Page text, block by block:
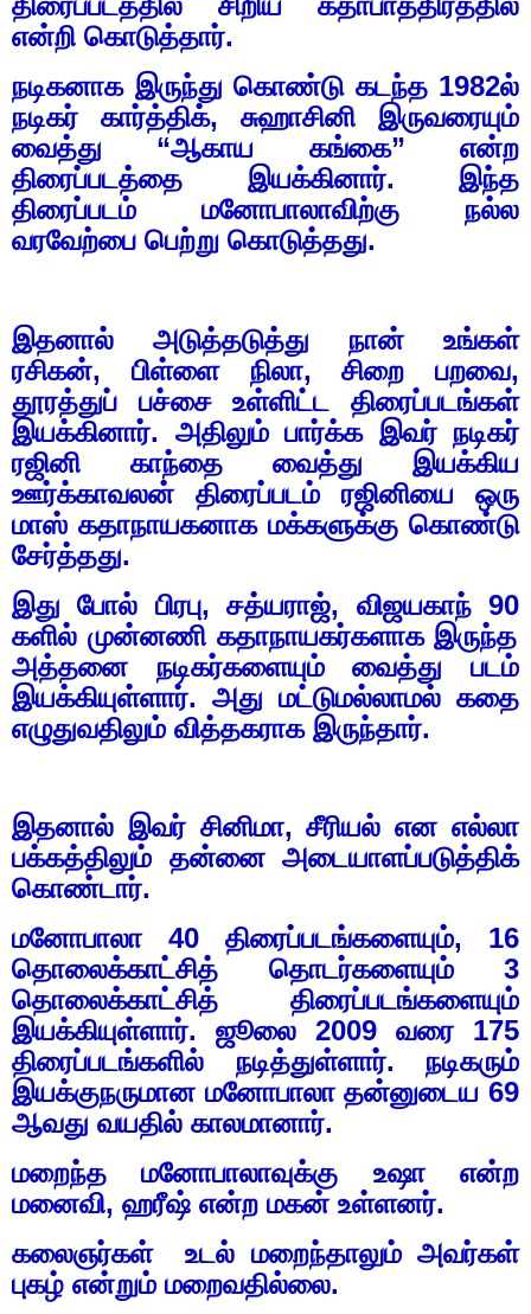
என்றி கொடுத்தார்.
நடிகனாக இருந்து கொண்டு கடந்த 1982ல்
நடிகர் கார்த்திக், சுஹாசினி இருவரையும்
வைத்து “ஆகாய கங்கை” என்ற
திரைப்படத்தை இயக்கினார். இந்த
திரைப்படம் மனோபாலாவிற்கு நல்ல
வரவேற்பை பெற்று கொடுத்தது.
இதனால் அடுத்தடுத்து நான் உங்கள்
ரசிகன், பிள்ளை நிலா,சிறை பறவை,
தூரத்துப் பச்சை உள்ளிட்ட திரைப்படங்கள்
இயக்கினார். அதிலும் பார்க்க இவர் நடிகர்
ரஜினி காந்தை வைத்து இயக்கிய
ஊர்க்காவலன் திரைப்படம் ரஜினியை ஒரு
மாஸ் கதாநாயகனாக மக்களுக்கு கொண்டு
சேர்த்தது.
இது போல் பிரபு,சத்யராஜ், விஜயகாந்90
களில் முன்னணி கதாநாயகர்களாக இருந்த
அத்தனை நடிகர்களையும் வைத்து படம்
இயக்கியுள்ளார். அது மட்டுமல்லாமல் கதை
எழுதுவதிலும் வித்தகராக இருந்தார்.
இதனால் இவர் சினிமா,சீரியல் என எல்லா
பக்கத்திலும் தன்னை அடையாளப்படுத்திக்
கொண்டார்.
மனோபாலா 40 திரைப்படங்களையும், 16
தொலைக்காட்சித் தொடர்களையும் 3
தொலைக்காட்சித் திரைப்படங்களையும்
இயக்கியுள்ளார்.
ஜூலை 2009 வரை 175
திரைப்படங்களில் நடித்துள்ளார். நடிகரும்
இயக்குநருமான மனோபாலா தன்னுடைய 69
ஆவது வயதில் காலமானார்.
மறைந்த மனோபாலாவுக்கு உஷா என்ற
மனைவி, ஹரீஷ் என்ற மகன் உள்ளனர்.
கலைஞர்கள்
உடல் மறைந்தாலும் அவர்கள்
புகழ் என்றும் மறைவதில்லை.